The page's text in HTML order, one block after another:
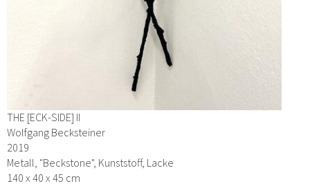
THE [ECK-SIDE] II
Wolfgang Becksteiner
2019
Metall, "Beckstone", Kunststoff, Lacke
140 x 40 x 45 cm